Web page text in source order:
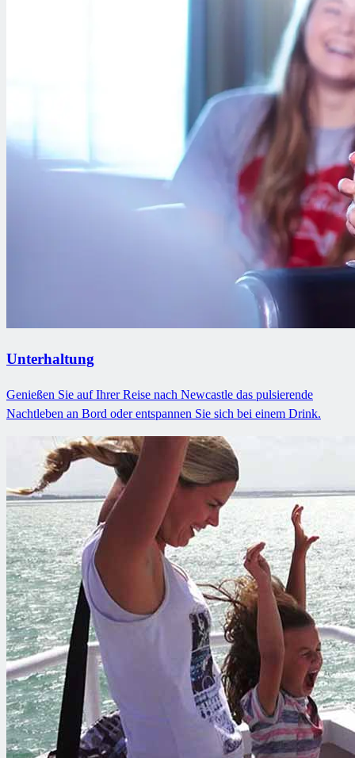
Unterhaltung
Genießen Sie auf Ihrer Reise nach Newcastle das pulsierende
Nachtleben an Bord oder entspannen Sie sich bei einem Drink.